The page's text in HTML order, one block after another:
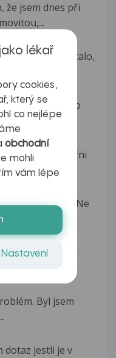
že jsem dnes při
týdne se mi stalo,
1 x denně nebo
vypiji na lačni
stolici viz foto. Ne
osobnější
Chodím...
Byl jsem
dotaz jestli je v
lékař
cookies,
který se
co nejlépe
obchodní
mohli
vám lépe
Nastavení